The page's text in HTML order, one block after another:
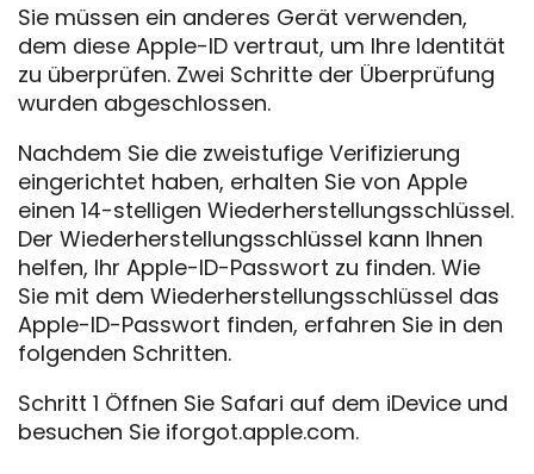
Sie müssen ein anderes Gerät verwenden,
dem diese Apple-ID vertraut, um Ihre Identität
zu überprüfen. Zwei Schritte der Überprüfung
wurden abgeschlossen.
Nachdem Sie die zweistufige Verifizierung
eingerichtet haben, erhalten Sie von Apple
einen 14-stelligen Wiederherstellungsschlüssel.
Der Wiederherstellungsschlüssel kann Ihnen
helfen, Ihr Apple-ID-Passwort zu finden. Wie
Sie mit dem Wiederherstellungsschlüssel das
Apple-ID-Passwort finden, erfahren Sie in den
folgenden Schritten.
Schritt 1 Öffnen Sie Safari auf dem iDevice und
besuchen Sie iforgot.apple.com.